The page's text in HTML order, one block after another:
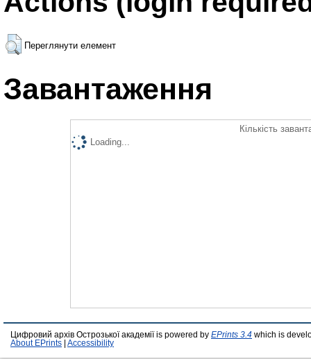
Переглянути елемент
Завантаження
Кількість
Loading...
Цифровий архів Острозької академії is powered by EPrints 3.4 which is
About EPrints
Accessibility